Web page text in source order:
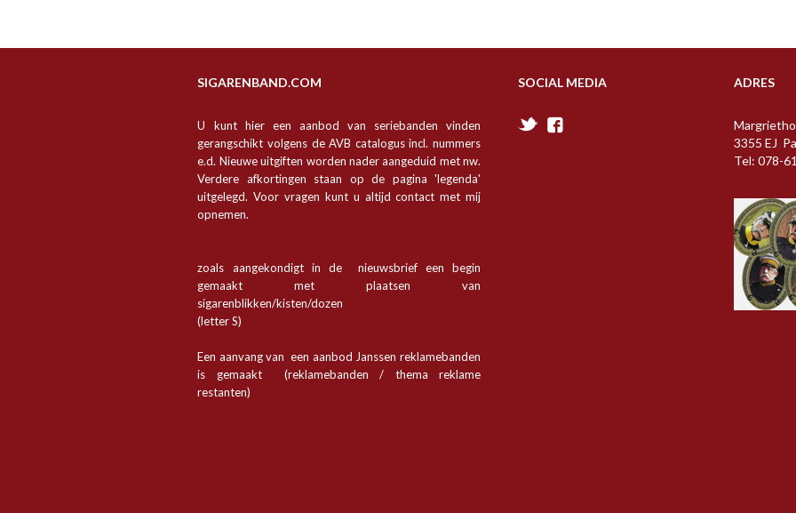
SOCIAL MEDIA ADRES
3355 EJ
Tel: 078-
SIGARENBAND.COM
U kunt hier een aanbod van seriebanden vinden
gerangschikt volgens de AVB catalogus incl. nummers
e.d. Nieuwe uitgiften worden nader aangeduid met nw.
Verdere afkortingen staan op de pagina 'legenda'
uitgelegd. Voor vragen kunt u altijd contact met mij
opnemen.
zoals aangekondigt in de nieuwsbrief een begin
gemaakt met plaatsen van
sigarenblikken/kisten/dozen
(letter S)
Een aanvang van een aanbod Janssen reklamebanden
is gemaakt (reklamebanden / thema reklame
restanten)